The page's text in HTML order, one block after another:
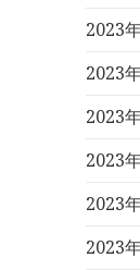
2023
2023
2023
2023
2023
2023